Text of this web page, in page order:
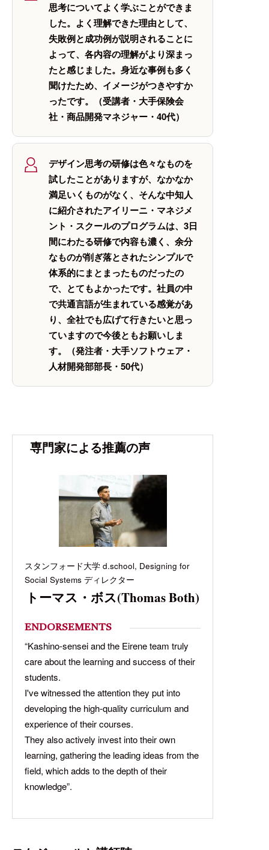
思考についてよく学ぶことができま
した。よく理解できた理由として、
失敗例と成功例が説明されることに
よって、各内容の理解がより深まっ
たと感じました。身近な事例も多く
聞けたため、イメージがつきやすか
ったです。（受講者・大手保険会
社・商品開発マネジャー・40代）
デザイン思考の研修は色々なものを
試したことがありますが、なかなか
満足いくものがなく、そんな中知人
に紹介されたアイリーニ・マネジメ
ント・スクールのプログラムは、3日
間にわたる研修で内容も濃く、余分
なものが削ぎ落とされたシンプルで
体系的にまとまったものだったの
で、とてもよかったです。社員の中
で共通言語が生まれている感覚があ
り、全社でも広げて行きたいと思っ
ていますので今後ともお願いしま
す。（発注者・大手ソフトウェア・
人材開発部部長・50代）
専門家による推薦の声
スタンフォード大学 d.school, Designing for
Social Systems ディレクター
トーマス・ボス(Thomas Both)
ENDORSEMENTS
“Kashino-sensei and the Eirene team truly
care about the learning and success of their
students.
I've witnessed the attention they put into
developing the high-quality curriculum and
experience of their courses.
They also actively invest into their own
learning, gathering the leading ideas from the
field, which adds to the depth of their
knowledge”.